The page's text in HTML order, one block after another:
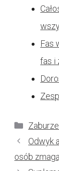
Fas
fas i
Odwyk
osób